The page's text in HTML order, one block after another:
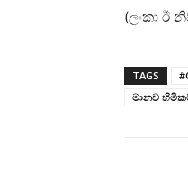
(ලංකා ඊ
TAGS
මානව